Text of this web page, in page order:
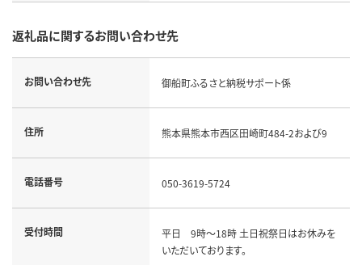
返礼品に関するお問い合わせ先
お問い合わせ先 御船町ふるさと納税サポート係
住所 熊本県熊本市西区田崎町484-2および9
電話番号 050-3619-5724
受付時間
平日 9時～18時 土日祝祭日はお休みを
いただいております。